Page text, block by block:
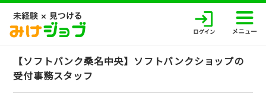
【ソフトバンク桑名中央】ソフトバンクショップの
受付事務スタッフ